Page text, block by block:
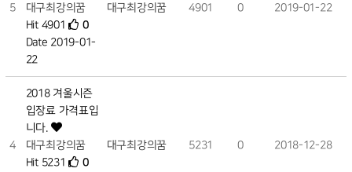
5
대구최강의꿈
Hit 4901
0
Date 2019-01-
22
대구최강의꿈 4901 0 2019-01-22
4
2018 겨울시즌
입장료 가격표입
니다.
대구최강의꿈
Hit 5231
0
대구최강의꿈 5231 0 2018-12-28